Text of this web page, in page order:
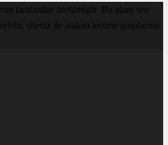
tarafından üretilmiştir. Bu alanı seo
siteniz ile alakalı kelime gruplarına